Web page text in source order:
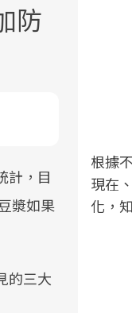
防
計，目
漿如果
的三大
著國家
與「長
身健康
運動，
對話，
實際的
根據
現在
化，